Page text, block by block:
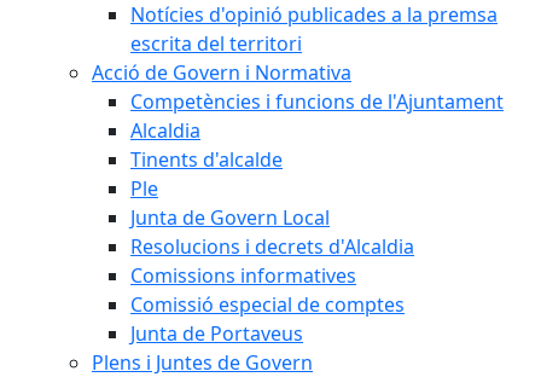
Notícies d'opinió publicades a la premsa
escrita del territori
Acció de Govern i Normativa
Competències i funcions de l'Ajuntament
Alcaldia
Tinents d'alcalde
Ple
Junta de Govern Local
Resolucions i decrets d'Alcaldia
Comissions informatives
Comissió especial de comptes
Junta de Portaveus
Plens i Juntes de Govern